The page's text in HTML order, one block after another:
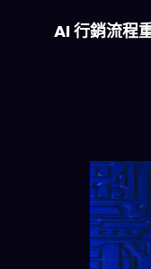
AI 行銷流程